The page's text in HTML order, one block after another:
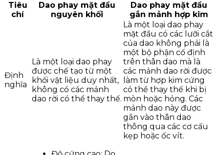
Tiêu
chí
Dao phay mặt đầu
nguyên khối
Dao phay mặt đầu
gắn mảnh hợp kim
Định
nghĩa
Là một loại dao phay
được chế tạo từ một
khối vật liệu duy nhất,
không có các mảnh
dao rời có thể thay thế.
Là một loại dao phay
mặt đầu có các lưỡi cắt
của dao không phải là
một bộ phận cố định
trên thân dao mà là
các mảnh dao rời được
làm từ hợp kim cứng
có thể thay thế khi bị
mòn hoặc hỏng. Các
mảnh dao này được
gắn vào thân dao
thông qua các cơ cấu
kẹp hoặc ốc vít.